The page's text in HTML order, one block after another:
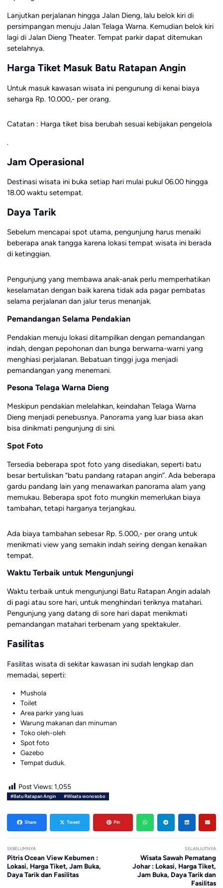
Lanjutkan perjalanan hingga Jalan Dieng, lalu belok kiri di
persimpangan menuju Jalan Telaga Warna. Kemudian belok kiri
lagi di Jalan Dieng Theater. Tempat parkir dapat ditemukan
setelahnya.
Harga Tiket Masuk Batu Ratapan Angin
Untuk masuk kawasan wisata ini pengunung di kenai biaya
seharga Rp. 10.000,- per orang.
Catatan : Harga tiket bisa berubah sesuai kebijakan pengelola
.
Jam Operasional
Destinasi wisata ini buka setiap hari mulai pukul 06.00 hingga
18.00 waktu setempat.
Daya Tarik
Sebelum mencapai spot utama, pengunjung harus menaiki
beberapa anak tangga karena lokasi tempat wisata ini berada
di ketinggian.
Pengunjung yang membawa anak-anak perlu memperhatikan
keselamatan dengan baik karena tidak ada pagar pembatas
selama perjalanan dan jalur terus menanjak.
Pemandangan Selama Pendakian
Pendakian menuju lokasi ditampilkan dengan pemandangan
indah, dengan pepohonan dan bunga berwarna-warni yang
menghiasi perjalanan. Bebatuan tinggi juga menjadi
pemandangan yang menemani.
Pesona Telaga Warna Dieng
Meskipun pendakian melelahkan, keindahan Telaga Warna
Dieng menjadi penebusnya. Panorama yang luar biasa akan
bisa dinikmati pengunjung di sini.
Spot Foto
Tersedia beberapa spot foto yang disediakan, seperti batu
besar bertuliskan “batu pandang ratapan angin”. Ada beberapa
gardu pandang lain yang menawarkan panorama alam yang
memukau. Beberapa spot foto mungkin memerlukan biaya
tambahan, tetapi harganya terjangkau.
Ada biaya tambahan sebesar Rp. 5.000,- per orang untuk
menikmati view yang semakin indah seiring dengan kenaikan
tempat.
Waktu Terbaik untuk Mengunjungi
Waktu terbaik untuk mengunjungi Batu Ratapan Angin adalah
di pagi atau sore hari, untuk menghindari teriknya matahari.
Pengunjung yang datang di sore hari dapat menikmati
pemandangan matahari terbenam yang spektakuler.
Fasilitas
Fasilitas wisata di sekitar kawasan ini sudah lengkap dan
memadai, seperti:
Mushola
Toilet
Area parkir yang luas
Warung makanan dan minuman
Toko oleh-oleh
Spot foto
Gazebo
Tempat duduk.
Post Views: 1,055
#Batu Ratapan Angin #Wisata wonosobo
Share Tweet Pin
SEBELUMNYA
Pitris Ocean View Kebumen :
Lokasi, Harga Tiket, Jam Buka,
Daya Tarik dan Fasilitas
SELANJUTNYA
Wisata Sawah Pematang
Johar : Lokasi, Harga Tiket,
Jam Buka, Daya Tarik dan
Fasilitas